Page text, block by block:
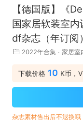
【德国版】《
国家居软装室
df杂志（年订阅）
2022年合集 · 家居室
下载价格 10 K币，
杂志素材售出后不退换